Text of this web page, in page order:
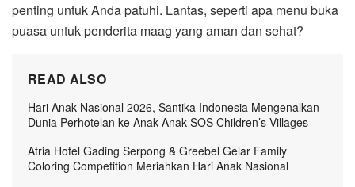
penting untuk Anda patuhi. Lantas, seperti apa menu buka
puasa untuk penderita maag yang aman dan sehat?
READ ALSO
Hari Anak Nasional 2026, Santika Indonesia Mengenalkan
Dunia Perhotelan ke Anak-Anak SOS Children’s Villages
Atria Hotel Gading Serpong & Greebel Gelar Family
Coloring Competition Meriahkan Hari Anak Nasional